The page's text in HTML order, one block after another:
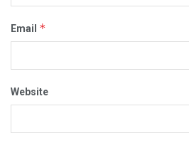
Email *
Website